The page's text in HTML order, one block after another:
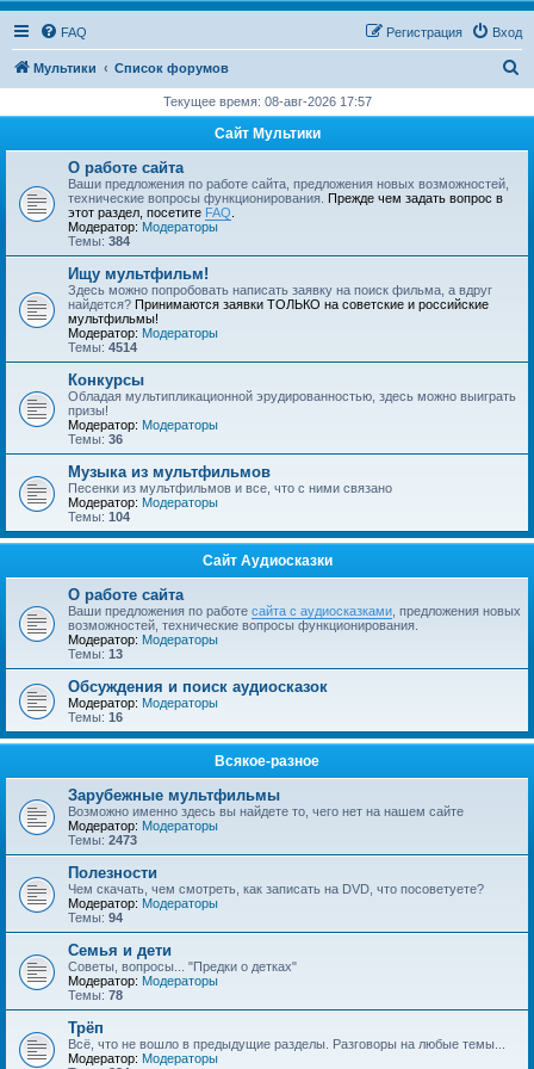
FAQ Вход
Регистрация
Мультики Список форумов
с
Текущее время: 08-авг-2026 17:57
Сайт Мультики
О работе сайта
Ваши предложения по работе сайта, предложения новых возможностей,
технические вопросы функционирования. Прежде чем задать вопрос в
этот раздел, посетите FAQ
Модератор: Модераторы
Темы: 384
Ищу мультфильм!
Здесь можно попробовать написать заявку на поиск фильма, а вдруг
найдется? Принимаются заявки ТОЛЬКО на советские и российские
мультфильмы!
Модератор: Модераторы
Темы: 4514
Конкурсы
Обладая мультипликационной эрудированностью, здесь можно выиграть
призы!
Модератор: Модераторы
Темы: 36
Музыка из мультфильмов
Песенки из мультфильмов и все, что с ними связано
Модератор: Модераторы
Темы: 104
Сайт Аудиосказки
О работе сайта
Ваши предложения по работе сайта с аудиосказками , предложения новых
возможностей, технические вопросы функционирования.
Модератор: Модераторы
Темы: 13
Обсуждения и поиск аудиосказок
Модератор: Модераторы
Темы: 16
Всякое-разное
Зарубежные мультфильмы
Возможно именно здесь вы найдете то, чего нет на нашем сайте
Модератор: Модераторы
Темы: 2473
Полезности
Чем скачать, чем смотреть, как записать на DVD, что посоветуете?
Модератор: Модераторы
Темы: 94
Семья и дети
Советы, вопросы... "Предки о детках"
Модератор: Модераторы
Темы: 78
Трёп
Всё, что не вошло в предыдущие разделы. Разговоры на любые темы...
Модератор: Модераторы